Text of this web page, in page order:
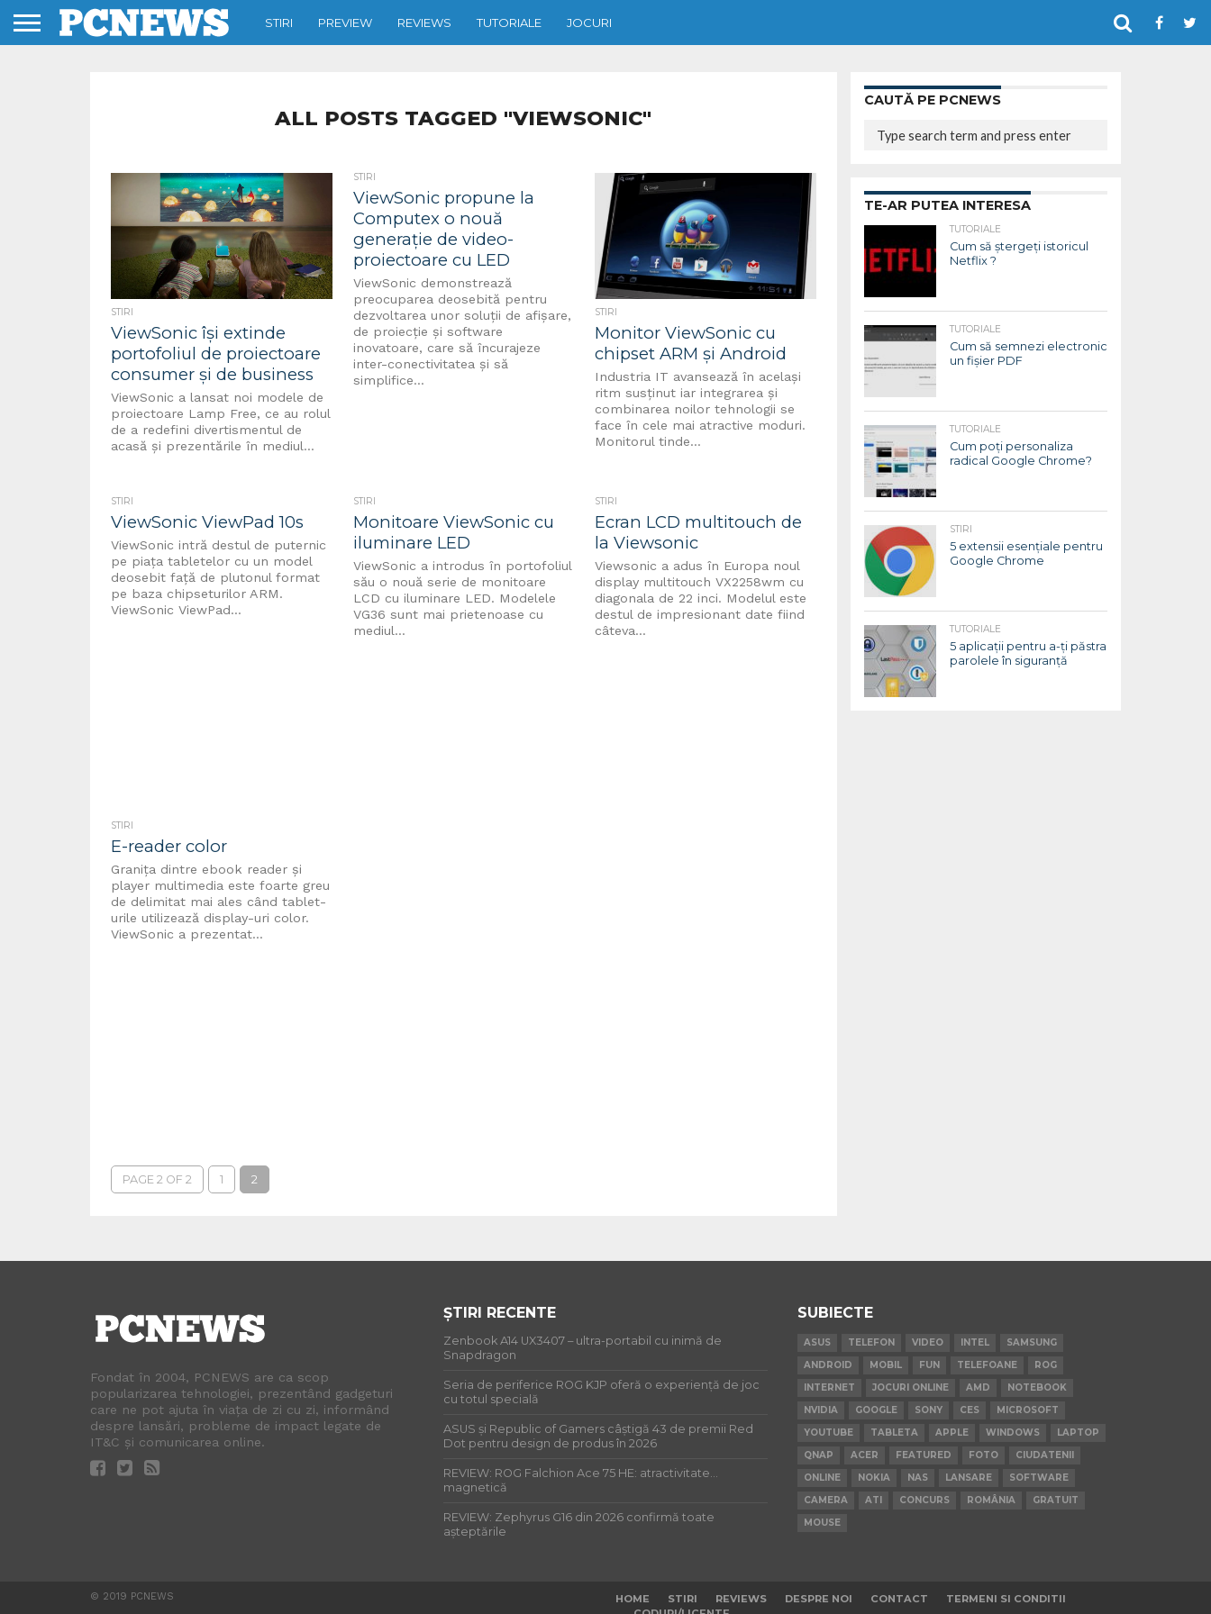
STIRI PREVIEW REVIEWS TUTORIALE JOCURI
ALL POSTS TAGGED "VIEWSONIC"
STIRI
ViewSonic își extinde
portofoliul de proiectoare
consumer și de business
ViewSonic a lansat noi modele de
proiectoare Lamp Free, ce au rolul
de a redefini divertismentul de
acasă și prezentările în mediul...
STIRI
ViewSonic propune la
Computex o nouă
generație de video-
proiectoare cu LED
ViewSonic demonstrează
preocuparea deosebită pentru
dezvoltarea unor soluții de afișare,
de proiecție și software
inovatoare, care să încurajeze
inter-conectivitatea și să
simplifice...
STIRI
Monitor ViewSonic cu
chipset ARM și Android
Industria IT avansează în același
ritm susținut iar integrarea și
combinarea noilor tehnologii se
face în cele mai atractive moduri.
Monitorul tinde...
STIRI
ViewSonic ViewPad 10s
ViewSonic intră destul de puternic
pe piața tabletelor cu un model
deosebit față de plutonul format
pe baza chipseturilor ARM.
ViewSonic ViewPad...
STIRI
Monitoare ViewSonic cu
iluminare LED
ViewSonic a introdus în portofoliul
său o nouă serie de monitoare
LCD cu iluminare LED. Modelele
VG36 sunt mai prietenoase cu
mediul...
STIRI
Ecran LCD multitouch de
la Viewsonic
Viewsonic a adus în Europa noul
display multitouch VX2258wm cu
diagonala de 22 inci. Modelul este
destul de impresionant date fiind
câteva...
STIRI
E-reader color
Granița dintre ebook reader și
player multimedia este foarte greu
de delimitat mai ales când tablet-
urile utilizează display-uri color.
ViewSonic a prezentat...
PAGE 2 OF 2 1 2
CAUTĂ PE PCNEWS
TE-AR PUTEA INTERESA
TUTORIALE
Cum să ștergeți istoricul
Netflix ?
TUTORIALE
Cum să semnezi electronic
un fișier PDF
TUTORIALE
Cum poți personaliza
radical Google Chrome?
STIRI
5 extensii esențiale pentru
Google Chrome
TUTORIALE
5 aplicații pentru a-ți păstra
parolele în siguranță
Fondat în 2004, PCNEWS are ca scop
popularizarea tehnologiei, prezentând gadgeturi
care ne pot ajuta în viața de zi cu zi, informând
despre lansări, probleme de impact legate de
IT&C și comunicarea online.
ȘTIRI RECENTE
Zenbook A14 UX3407 – ultra-portabil cu inimă de
Snapdragon
Seria de periferice ROG KJP oferă o experiență de joc
cu totul specială
ASUS și Republic of Gamers câștigă 43 de premii Red
Dot pentru design de produs în 2026
REVIEW: ROG Falchion Ace 75 HE: atractivitate…
magnetică
REVIEW: Zephyrus G16 din 2026 confirmă toate
așteptările
SUBIECTE
ASUS TELEFON VIDEO INTEL
SAMSUNG
ANDROID
MOBIL FUN TELEFOANE
ROG
INTERNET
JOCURI ONLINE AMD
NOTEBOOK
NVIDIA
GOOGLE SONY CES
MICROSOFT
YOUTUBE
TABLETA APPLE WINDOWS
LAPTOP
QNAP
ACER FEATURED FOTO
CIUDATENII
ONLINE
NOKIA NAS LANSARE
SOFTWARE
CAMERA
ATI CONCURS ROMÂNIA
GRATUIT
MOUSE
HOME STIRI REVIEWS DESPRE NOI CONTACT
TERMENI SI CONDITII
© 2019 PCNEWS